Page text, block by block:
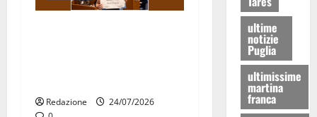
Redazione
24/07/2026
ultime
notizie
Puglia
ultimissime
martina
franca